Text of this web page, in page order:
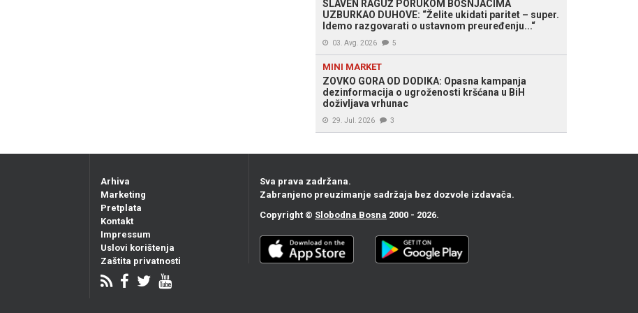
SLAVEN RAGUŽ PORUKOM BOŠNJACIMA
UZBURKAO DUHOVE: “Želite ukidati paritet – super.
Idemo razgovarati o ustavnom preuređenju...“
03. Avg. 2026 5
MINI MARKET
ZOVKO GORA OD DODIKA: Opasna kampanja
dezinformacija o ugroženosti kršćana u BiH
doživljava vrhunac
29. Jul. 2026 3
Arhiva
Marketing
Pretplata
Kontakt
Impressum
Uslovi korištenja
Zaštita privatnosti
Sva prava zadržana.
Zabranjeno preuzimanje sadržaja bez dozvole izdavača.
Copyright © Slobodna Bosna 2000 - 2026.